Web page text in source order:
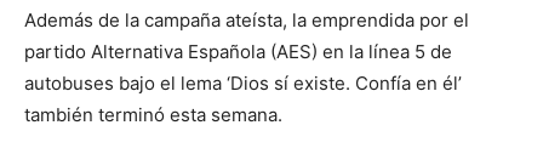
Además de la campaña ateísta, la emprendida por el
partido Alternativa Española (AES) en la línea 5 de
autobuses bajo el lema ‘Dios sí existe. Confía en él’
también terminó esta semana.